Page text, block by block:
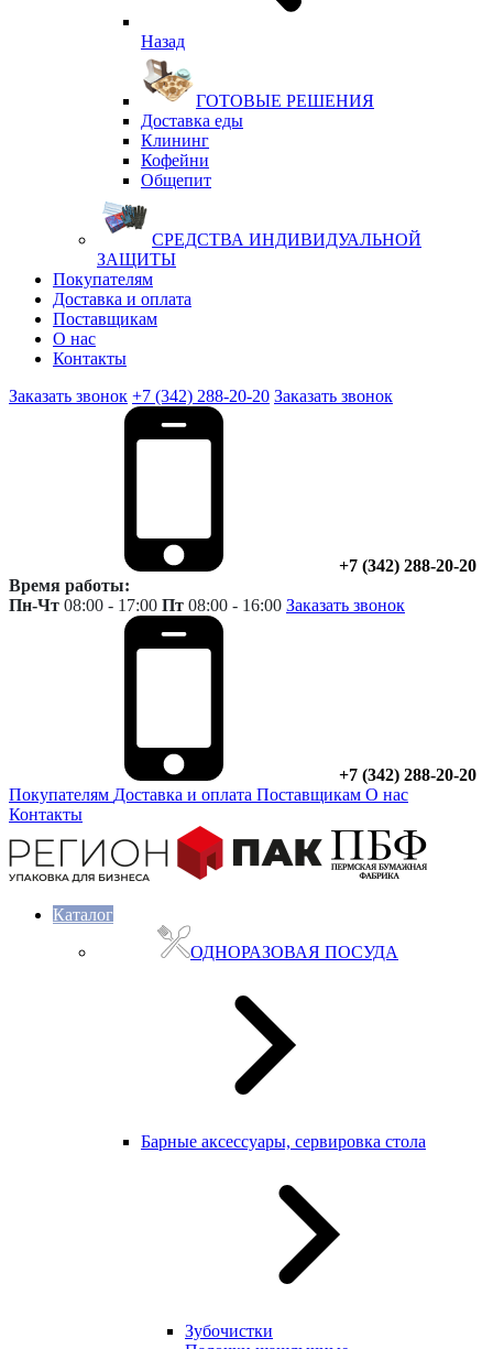
Назад
ГОТОВЫЕ РЕШЕНИЯ
Доставка еды
Клининг
Кофейни
Общепит
СРЕДСТВА ИНДИВИДУАЛЬНОЙ
ЗАЩИТЫ
Покупателям
Доставка и оплата
Поставщикам
О нас
Контакты
Заказать звонок +7 (342) 288-20-20 Заказать звонок
+7 (342) 288-20-20
Время работы:
Пн-Чт 08:00 - 17:00 Пт 08:00 - 16:00 Заказать звонок
+7 (342) 288-20-20
Покупателям Доставка и оплата Поставщикам О нас
Контакты
Каталог
ОДНОРАЗОВАЯ ПОСУДА
Барные аксессуары, сервировка стола
Зубочистки